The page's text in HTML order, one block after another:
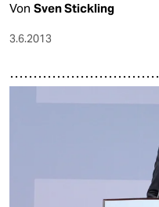
Von Sven Stickling
3.6.2013